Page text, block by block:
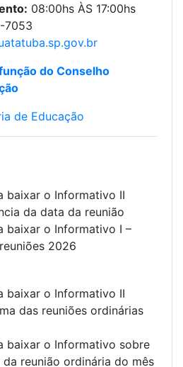
08:00hs ÀS 17:00hs
7053
do Conselho
de Educação
baixar o Informativo II
da data da reunião
baixar o Informativo I –
2026
baixar o Informativo II
das reuniões ordinárias
baixar o Informativo sobre
reunião ordinária do mês